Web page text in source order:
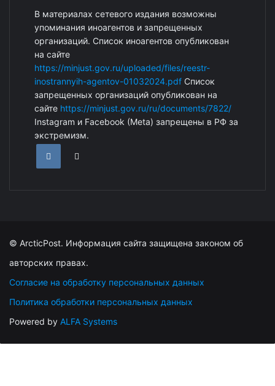
В материалах сетевого издания возможны
упоминания иноагентов и запрещенных
организаций. Список иноагентов опубликован
на сайте
https://minjust.gov.ru/uploaded/files/reestr-
inostrannyih-agentov-01032024.pdf Список
запрещенных организаций опубликован на
сайте https://minjust.gov.ru/ru/documents/7822/
Instagram и Facebook (Metа) запрещены в РФ за
экстремизм.
© ArcticPost. Информация сайта защищена законом об
авторских правах.
Согласие на обработку персональных данных
Политика обработки персональных данных
Powered by ALFA Systems